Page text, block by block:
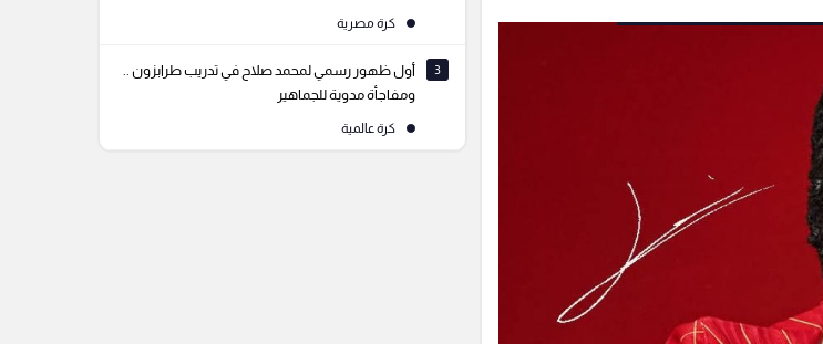
كرة مصرية
3
أول ظهور رسمي لمحمد صلاح في تدريب طرابزون ..
ومفاجأة مدوية للجماهير
كرة عالمية